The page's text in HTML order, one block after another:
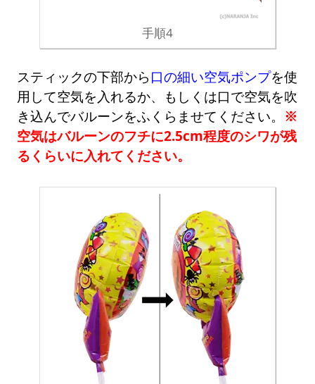
手順4
スティックの下部から 口の細い空気ポンプを使
用して空気を入れるか、もしくは口で空気を吹
き込んでバルーンをふくらませてください。 ※
空気はバルーンのフチに2.5cm程度のシワが残
るくらいに入れてください。